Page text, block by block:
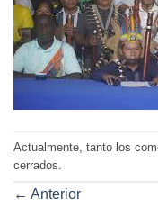
Actualmente, tanto los
cerrados.
← Anterior